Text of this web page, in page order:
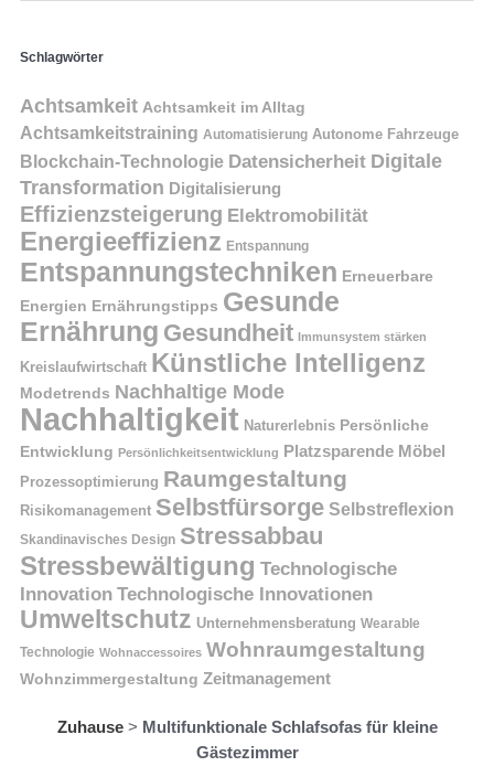
Schlagwörter
Achtsamkeit Achtsamkeit im Alltag
Achtsamkeitstraining Automatisierung Autonome Fahrzeuge
Blockchain-Technologie Datensicherheit Digitale
Transformation Digitalisierung
Effizienzsteigerung Elektromobilität
Energieeffizienz Entspannung
Entspannungstechniken Erneuerbare
Energien Ernährungstipps Gesunde
Ernährung Gesundheit Immunsystem stärken
Kreislaufwirtschaft Künstliche Intelligenz
Modetrends Nachhaltige Mode
Nachhaltigkeit Naturerlebnis Persönliche
Entwicklung Persönlichkeitsentwicklung Platzsparende Möbel
Prozessoptimierung Raumgestaltung
Risikomanagement Selbstfürsorge Selbstreflexion
Skandinavisches Design Stressabbau
Stressbewältigung Technologische
Innovation Technologische Innovationen
Umweltschutz Unternehmensberatung Wearable
Technologie Wohnaccessoires Wohnraumgestaltung
Wohnzimmergestaltung Zeitmanagement
Zuhause> Multifunktionale Schlafsofas für kleine
Gästezimmer